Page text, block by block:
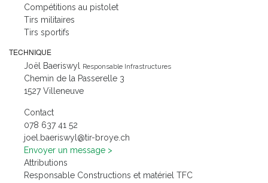
Compétitions au pistolet
Tirs militaires
Tirs sportifs
TECHNIQUE
Joël Baeriswyl Responsable Infrastructures
Chemin de la Passerelle 3
1527 Villeneuve
Contact
078 637 41 52
joel.baeriswyl@tir-broye.ch
Envoyer un message
Attributions
Responsable Constructions et matériel TFC